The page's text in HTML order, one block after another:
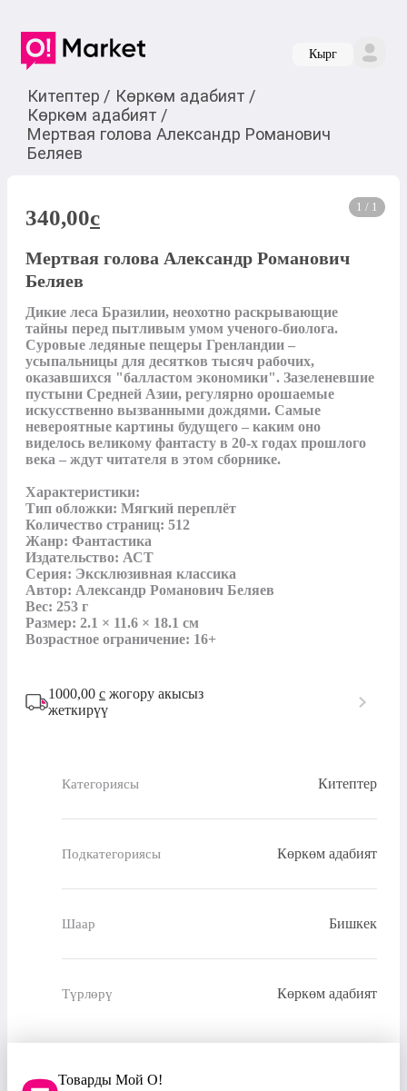
Кырг
Китептер / Көркөм адабият /
Көркөм адабият /
Мертвая голова Александр Романович
Беляев
1 / 1
340,00c
Мертвая голова Александр Романович
Беляев
Дикие леса Бразилии, неохотно раскрывающие
тайны перед пытливым умом ученого-биолога.
Суровые ледяные пещеры Гренландии –
усыпальницы для десятков тысяч рабочих,
оказавшихся "балластом экономики". Зазеленевшие
пустыни Средней Азии, регулярно орошаемые
искусственно вызванными дождями. Самые
невероятные картины будущего – каким оно
виделось великому фантасту в 20-х годах прошлого
века – ждут читателя в этом сборнике.
Характеристики:
Тип обложки: Мягкий переплёт
Количество страниц: 512
Жанр: Фантастика
Издательство: АСТ
Серия: Эксклюзивная классика
Автор: Александр Романович Беляев
Вес: 253 г
Размер: 2.1 × 11.6 × 18.1 см
Возрастное ограничение: 16+
1000,00 с жогору акысыз
жеткирүү
Категориясы Китептер
Подкатегориясы Көркөм адабият
Шаар Бишкек
Түрлөрү Көркөм адабият
Товарды Мой О!